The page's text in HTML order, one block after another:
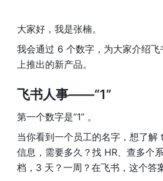
大家好，我是张楠。
我会通过 6 个数字，为大家介绍
上推出的新产品。
飞书人事——“1”
第一个数字是“1” 。
当你看到一个员工的名字，想了解
信息，需要多久？找 HR、查多个
档，3 天？一周？在飞书，这个答案